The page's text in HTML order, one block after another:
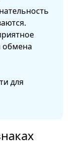
обмена
для